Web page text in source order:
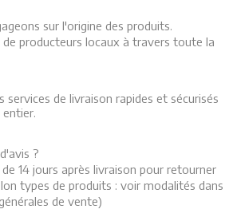
sur l'origine des produits.
de producteurs locaux à travers toute la
services de livraison rapides et sécurisés
entier.
?
14 jours après livraison pour retourner
types de produits : voir modalités dans
de vente)